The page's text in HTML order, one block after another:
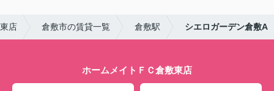
店 倉敷市の賃貸一覧 倉敷駅 シエロガーデン倉敷A
ホームメイトＦＣ倉敷東店